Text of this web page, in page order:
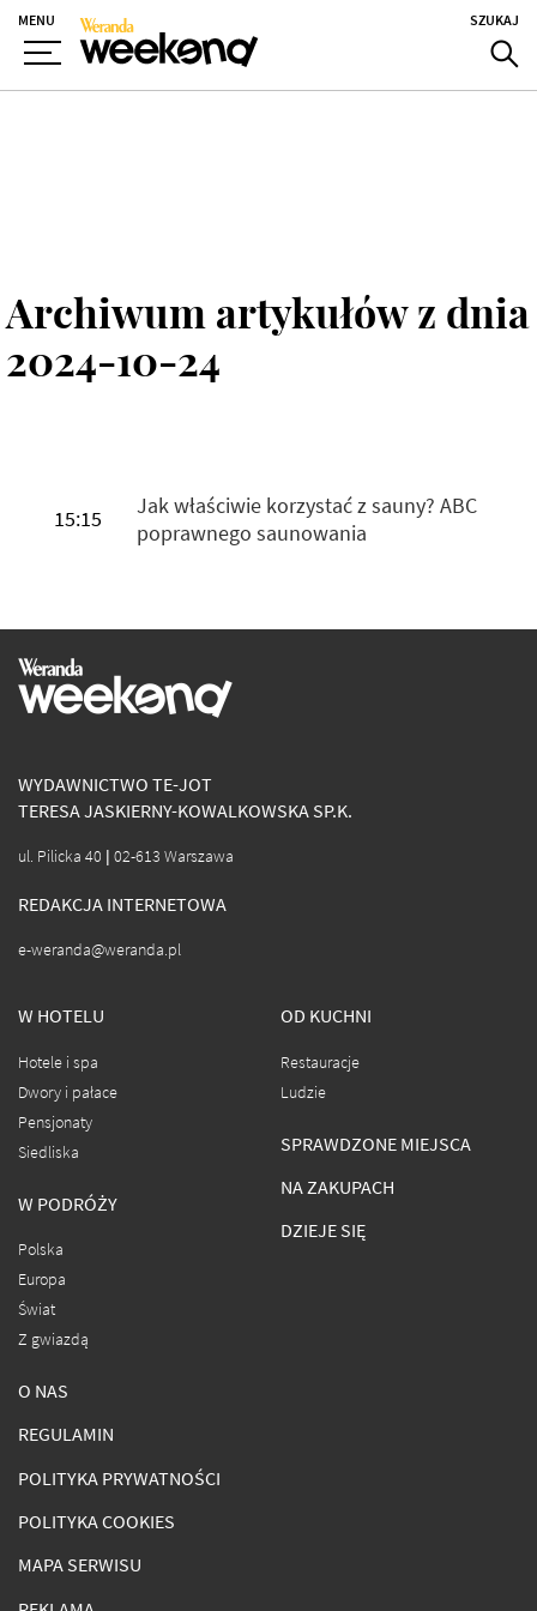
MENU SZUKAJ
Archiwum artykułów z dnia
2024-10-24
15:15
Jak właściwie korzystać z sauny? ABC
poprawnego saunowania
WYDAWNICTWO TE-JOT
TERESA JASKIERNY-KOWALKOWSKA SP.K.
ul. Pilicka 40 | 02-613 Warszawa
REDAKCJA INTERNETOWA
e-weranda@weranda.pl
W HOTELU
Hotele i spa
Dwory i pałace
Pensjonaty
Siedliska
W PODRÓŻY
Polska
Europa
Świat
Z gwiazdą
OD KUCHNI
Restauracje
Ludzie
SPRAWDZONE MIEJSCA
NA ZAKUPACH
DZIEJE SIĘ
O NAS
REGULAMIN
POLITYKA PRYWATNOŚCI
POLITYKA COOKIES
MAPA SERWISU